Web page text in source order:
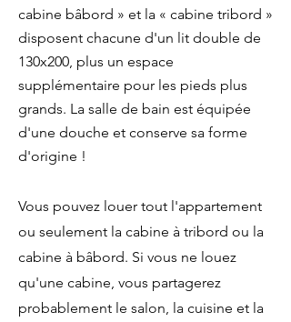
cabine bâbord » et la « cabine tribord »
disposent chacune d'un lit double de
130x200, plus un espace
supplémentaire pour les pieds plus
grands. La salle de bain est équipée
d'une douche et conserve sa forme
d'origine !
Vous pouvez louer tout l'appartement
ou seulement la cabine à tribord ou la
cabine à bâbord. Si vous ne louez
qu'une cabine, vous partagerez
probablement le salon, la cuisine et la